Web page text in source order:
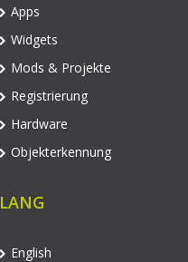
Apps
Widgets
Mods & Projekte
Registrierung
Hardware
Objekterkennung
LANG
English